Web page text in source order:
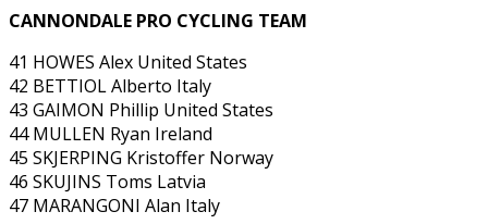
CANNONDALE PRO CYCLING TEAM
41 HOWES Alex United States
42 BETTIOL Alberto Italy
43 GAIMON Phillip United States
44 MULLEN Ryan Ireland
45 SKJERPING Kristoffer Norway
46 SKUJINS Toms Latvia
47 MARANGONI Alan Italy